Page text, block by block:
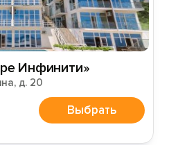
Инфинити»
д. 20
Выбрать